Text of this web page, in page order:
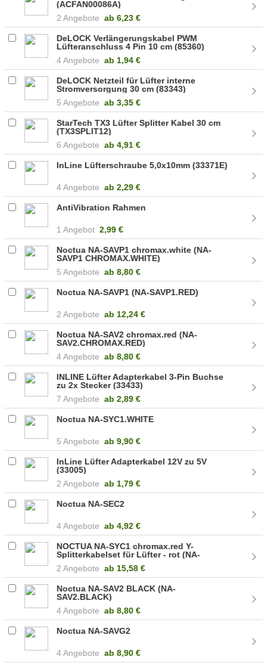
(ACFAN00086A)
2 Angebote ab 6,23 €
DeLOCK Verlängerungskabel PWM
Lüfteranschluss 4 Pin 10 cm (85360)
4 Angebote ab 1,94 €
DeLOCK Netzteil für Lüfter interne
Stromversorgung 30 cm (83343)
5 Angebote ab 3,35 €
StarTech TX3 Lüfter Splitter Kabel 30 cm
(TX3SPLIT12)
6 Angebote ab4,91 €
InLine Lüfterschraube 5,0x10mm (33371E)
4 Angebote ab 2,29 €
AntiVibration Rahmen
1 Angebot 2,99 €
Noctua NA-SAVP1 chromax.white (NA-
SAVP1 CHROMAX.WHITE)
5 Angebote ab 8,80 €
Noctua NA-SAVP1 (NA-SAVP1.RED)
2 Angebote ab 12,24 €
Noctua NA-SAV2 chromax.red (NA-
SAV2.CHROMAX.RED)
4 Angebote ab 8,80 €
INLINE Lüfter Adapterkabel 3-Pin Buchse
zu 2x Stecker (33433)
7 Angebote ab 2,89 €
Noctua NA-SYC1.WHITE
5 Angebote ab 9,90 €
InLine Lüfter Adapterkabel 12V zu 5V
(33005)
2 Angebote ab 1,79 €
Noctua NA-SEC2
4 Angebote ab4,92 €
NOCTUA NA-SYC1 chromax.red Y-
Splitterkabelset für Lüfter - rot (NA-
2 Angebote ab 15,58 €
Noctua NA-SAV2 BLACK (NA-
SAV2.BLACK)
4 Angebote ab 8,80 €
Noctua NA-SAVG2
4 Angebote ab 8,90 €